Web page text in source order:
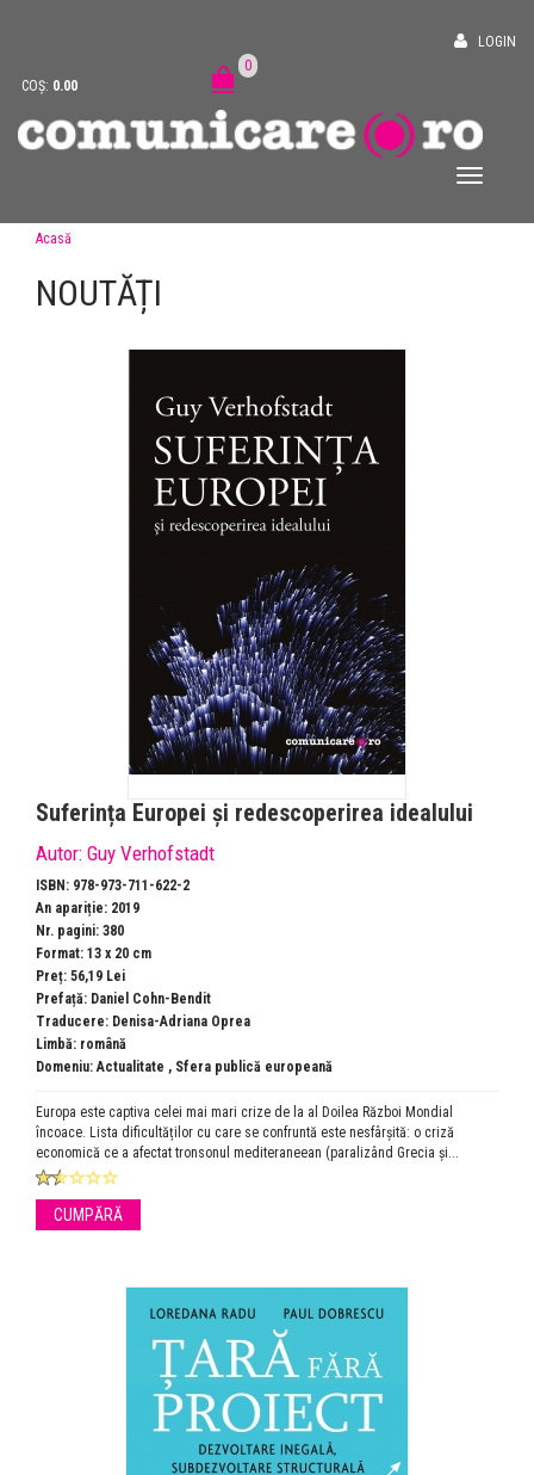
LOGIN
COȘ: 0.00
0
Acasă
NOUTĂȚI
Suferința Europei și redescoperirea idealului
Autor: Guy Verhofstadt
ISBN: 978-973-711-622-2
An apariție: 2019
Nr. pagini: 380
Format: 13 x 20 cm
Preț: 56,19 Lei
Prefață: Daniel Cohn-Bendit
Traducere: Denisa-Adriana Oprea
Limbă: română
Domeniu:Actualitate , Sfera publică europeană
Europa este captiva celei mai mari crize de la al Doilea Război Mondial
încoace. Lista dificultăților cu care se confruntă este nesfârșită: o criză
economică ce a afectat tronsonul mediteraneean (paralizând Grecia și...
CUMPĂRĂ